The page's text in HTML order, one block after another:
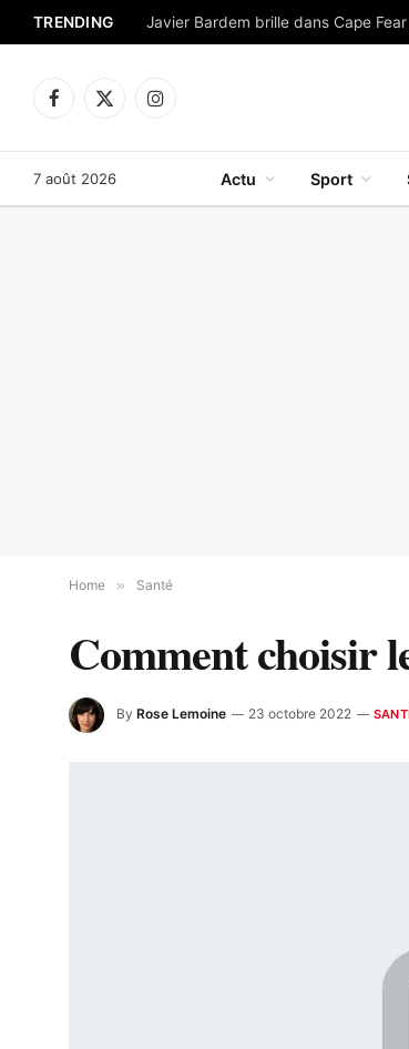
TRENDING
Facebook
X
Instagram
7 août 2026 Actu Sport
Home » Santé
Comment choisir
By Rose Lemoine 23 octobre 2022